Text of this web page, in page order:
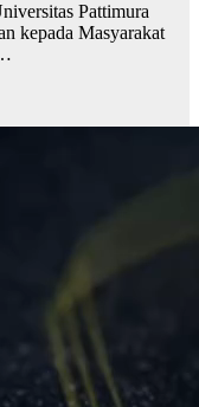
Pattimura
kepada Masyarakat